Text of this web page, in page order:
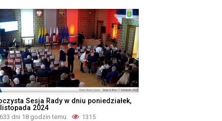
Sesja Rady w dniu poniedziałek,
2024
633 dni 18 godzin temu 1315